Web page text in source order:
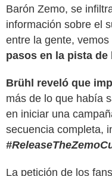
Barón Zemo, se
información sobre el
entre la gente,
pasos en la pista de
Brühl reveló que
más de lo que había
en iniciar una
secuencia completa,
La petición de los